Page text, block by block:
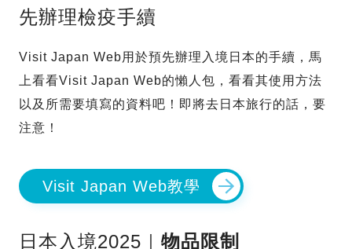
先辦理檢疫手續
Visit Japan Web用於預先辦理入境日本的手續，馬
上看看Visit Japan Web的懶人包，看看其使用方法
以及所需要填寫的資料吧！即將去日本旅行的話，要
注意！
Visit Japan Web教學
日本入境2025｜ 物品限制